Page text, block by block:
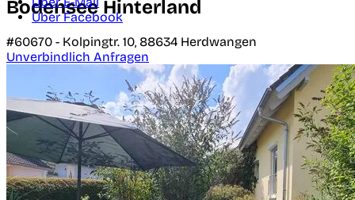
Über Facebook
Bodensee Hinterland
#60670 - Kolpingtr. 10, 88634 Herdwangen
Unverbindlich Anfragen